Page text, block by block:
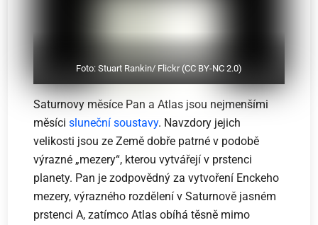
Foto: Stuart Rankin/ Flickr (CC BY-NC 2.0)
Saturnovy měsíce Pan a Atlas jsou nejmenšími
měsícisluneční soustavy. Navzdory jejich
velikosti jsou ze Země dobře patrné v podobě
výrazné „mezery“, kterou vytvářejí v prstenci
planety. Pan je zodpovědný za vytvoření Enckeho
mezery, výrazného rozdělení v Saturnově jasném
prstenci A, zatímco Atlas obíhá těsně mimo